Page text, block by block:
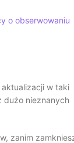
o obserwowaniu
w taki
dużo nieznanych
zanim